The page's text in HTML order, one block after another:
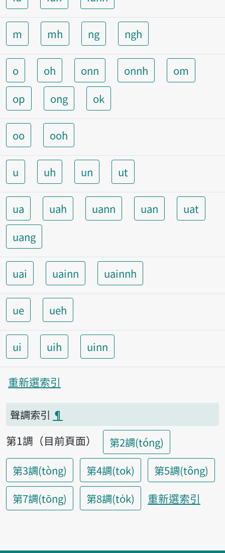
m mh ng ngh
o oh onn onnh
om
op
ong ok
oo ooh
u uh un ut
ua uah uann uan
uat
uang
uai uainn uainnh
ue ueh
ui uih uinn
重新選索引
聲調索引 ¶
第1調（目前頁面）
第2調(tóng)
第3調(tòng)
第4調(tok)
第5調(tông)
第7調(tōng)
第8調(to̍k) 重新選索引